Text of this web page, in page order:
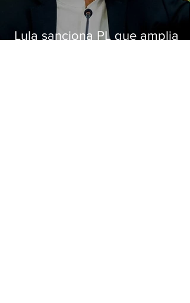
Lula sanciona PL que amplia